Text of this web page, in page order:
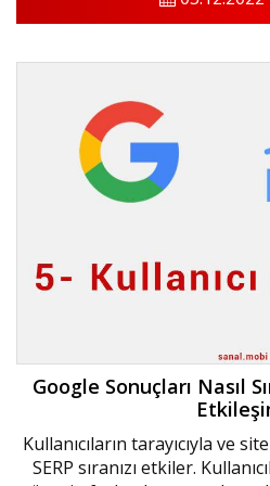
Google Sonuçları Nasıl
Kullanıcıların tarayıcıyla ve
SERP sıranızı etkiler.